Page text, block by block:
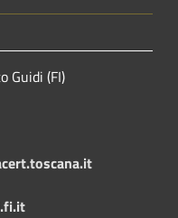
Guidi (FI)